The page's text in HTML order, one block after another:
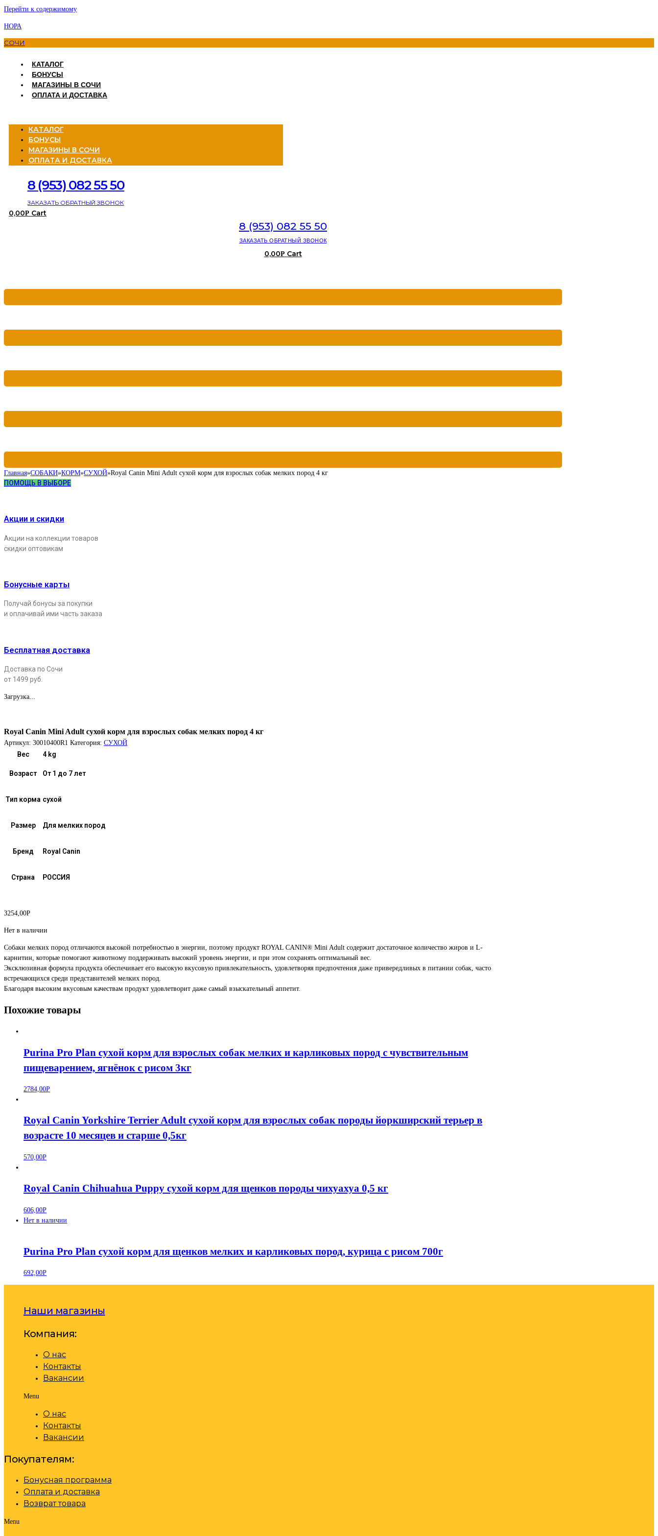
Перейти к содержимому
НОРА
СОЧИ
КАТАЛОГ
БОНУСЫ
МАГАЗИНЫ В СОЧИ
ОПЛАТА И ДОСТАВКА
КАТАЛОГ
БОНУСЫ
МАГАЗИНЫ В СОЧИ
ОПЛАТА И ДОСТАВКА
8 (953) 082 55 50
ЗАКАЗАТЬ ОБРАТНЫЙ ЗВОНОК
0,00Р Cart
8 (953) 082 55 50
ЗАКАЗАТЬ ОБРАТНЫЙ ЗВОНОК
0,00Р Cart
Главная»СОБАКИ»КОРМ»СУХОЙ»Royal Canin Mini Adult сухой корм для взрослых собак мелких пород 4 кг
ПОМОЩЬ В ВЫБОРЕ
Акции и скидки
Акции на коллекции товаров
скидки оптовикам
Бонусные карты
Получай бонусы за покупки
и оплачивай ими часть заказа
Бесплатная доставка
Доставка по Сочи
от 1499 руб.
Загрузка...
Royal Canin Mini Adult сухой корм для взрослых собак мелких пород 4 кг
Артикул: 30010400R1 Категория: СУХОЙ
Вес 4 kg
Возраст От 1 до 7 лет
Тип корма сухой
Размер Для мелких пород
Бренд Royal Canin
Страна РОССИЯ
3254,00Р
Нет в наличии
Собаки мелких пород отличаются высокой потребностью в энергии, поэтому продукт ROYAL CANIN® Mini Adult содержит достаточное количество жиров и L-
карнитин, которые помогают животному поддерживать высокий уровень энергии, и при этом сохранять оптимальный вес.
Эксклюзивная формула продукта обеспечивает его высокую вкусовую привлекательность, удовлетворяя предпочтения даже привередливых в питании собак, часто
встречающихся среди представителей мелких пород.
Благодаря высоким вкусовым качествам продукт удовлетворит даже самый взыскательный аппетит.
Похожие товары
Purina Pro Plan сухой корм для взрослых собак мелких и карликовых пород с чувствительным
пищеварением, ягнёнок с рисом 3кг
2784,00Р
Royal Canin Yorkshire Terrier Adult сухой корм для взрослых собак породы йоркширский терьер в
возрасте 10 месяцев и старше 0,5кг
570,00Р
Royal Canin Chihuahua Puppy сухой корм для щенков породы чихуахуа 0,5 кг
606,00Р
Нет в наличии
Purina Pro Plan сухой корм для щенков мелких и карликовых пород, курица с рисом 700г
692,00Р
Наши магазины
Компания:
О нас
Контакты
Вакансии
Menu
О нас
Контакты
Вакансии
Покупателям:
Бонусная программа
Оплата и доставка
Возврат товара
Menu